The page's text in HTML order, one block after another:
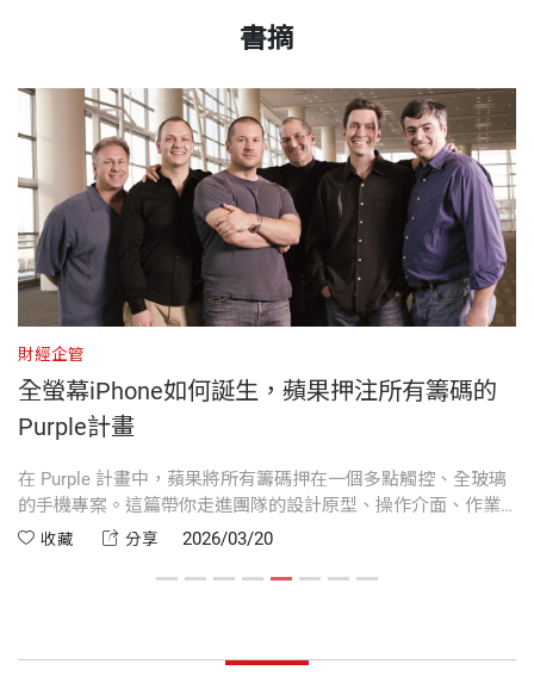
▶車庫神話的真相：蘋果從車庫誕生？沃茲尼克其實
是在惠普的辦公桌上設計出第一台蘋果電腦的。車
庫，只是後來用來出貨的地方。
▶天價的 800 美元：蘋果其實有第三位創辦人。他在
公司成立第十二天，用800美元賣掉了自己的股份——
那筆股份，今天價值超過3500億美元。
▶最有先見之明的失敗：那台被全世界嘲笑的牛頓掌
上型電腦，最終失敗收場。但它押注的ARM晶片，後
來成了所有智慧型手機的運算核心。
▶ 被遺忘的世界第一：1994年，蘋果就推出了世界第
一台消費級彩色數位相機。這件事，幾乎沒有人記
第 13 章 瘋狂般偉大
第 14 章 麥金塔辦公室系統
第 15 章 決裂
PART2 動盪十年
第 16 章 新點子
第 17 章 異端邪說
第 18 章 高價高效 vs. 低價市占
第 19 章 System 7
第 20 章 牛頓
第 21 章 登月計畫
第 22 章 PowerBooks
第 23 章 史賓德勒
第 24 章 相容機
第 26 章 NeXT
y）說：「只不過五家都叫蘋果。」
哈格蒂1993年加入蘋果，是現任感測器軟體與原型設
計（Sensor Software & Prototyping）的副總裁，她
這番話不是在開玩笑。在蘋果成立後的這半個世紀，
總共換了三個品牌標誌、四個總部、五位執行長。19
76年，所謂的蘋果還只是兩個都叫史帝夫的邋遢小夥
子，在到處兜售電路板。到了2026年，蘋果的年營收
將來到4,000億美元，超越Meta、Netflix（網飛）與
英特爾（Intel）的年營收總和。
現在的蘋果，真的還算是當初那家公司嗎？
蘋果的精神卻有一大部分源自於他：簡約、美觀、優
科技作家，長期為《紐約時報》撰寫科技專欄。也是
部PBS電視台NOVA系列科學紀錄片。
波格撰寫或合著的書籍超過一百二十本，涵蓋科技、
理財、氣候與日常生活等多元領域。其中包括他於19
99年自創、專為科技產品補上「你真正需要的那本說
明書」的《缺失手冊》系列，以及三本暢銷的「波格
基礎指引」實用指南。
1985年以最優等成績自耶魯大學音樂系畢業，在紐約
百老匯擔任指揮與編曲十年後，轉型為科技記者。曾
獲洛布新聞獎、兩項威比獎及音樂榮譽博士學位，目
前與妻子妮姬定居於紐約近郊。
單，或訂閱電子郵件請造訪 https://authory.com/Dav
書號 BCB905
出版社 天下文化
裝幀 軟皮精裝
開本 14.8×21.0×6.4cm
印刷規格 部分彩色
書摘
財經企管
全螢幕iPhone如何誕生，蘋果押注所有籌碼的
Purple計畫
在 Purple 計畫中，蘋果將所有籌碼押在一個多點觸控、全玻璃
的手機專案。這篇帶你走進團隊的設計原型、操作介面、作業
系統選擇與嚴密保密措施，見證 iPhone 從概念到實物的驚人過
收藏 分享 2026/03/20